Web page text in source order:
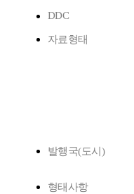
DDC
자료형태
발행국(도시)
형태사항